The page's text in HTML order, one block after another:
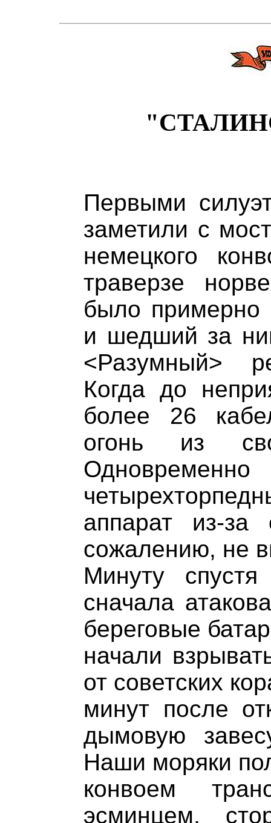
Первыми
заметили с
немецкого
траверзе
было примерно
и шедший за
<Разумный>
Когда до
более 26
огонь из
аппарат из-за
сожалению, не
Минуту
сначала
береговые
начали
от советских
минут после
дымовую
Наши моряки
конвоем
эсминцем,